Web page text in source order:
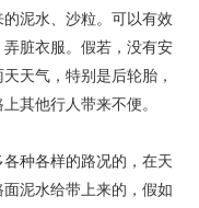
泥水、沙粒。可以有效
脏衣服。假若，没有安
天气，特别是后轮胎，
其他行人带来不便。
种各样的路况的，在天
泥水给带上来的，假如